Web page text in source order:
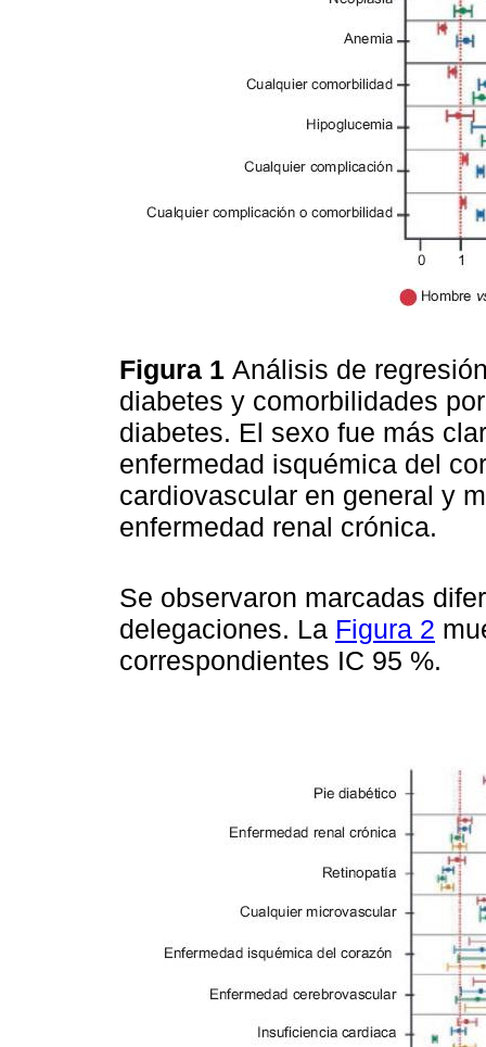
Figura 1 Análisis de
diabetes y comorbilidades
diabetes. El sexo fue más
enfermedad isquémica del
cardiovascular en general y
enfermedad renal crónica.
Se observaron marcadas
delegaciones. La Figura 2
correspondientes IC 95 %.